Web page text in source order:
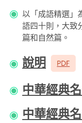
以「成語精選」
語四十則，大致
篇和自然篇。
說明
中華經典
中華經典